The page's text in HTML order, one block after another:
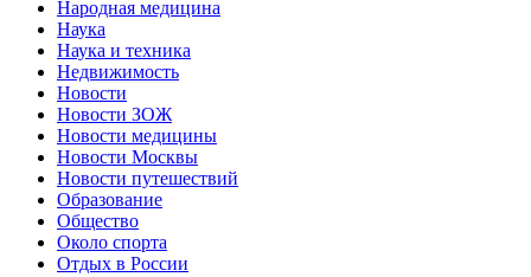
Народная медицина
Наука
Наука и техника
Недвижимость
Новости
Новости ЗОЖ
Новости медицины
Новости Москвы
Новости путешествий
Образование
Общество
Около спорта
Отдых в России